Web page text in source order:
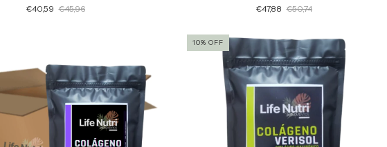
€40,59 €45,96
€47,88 €50,74
10% OFF